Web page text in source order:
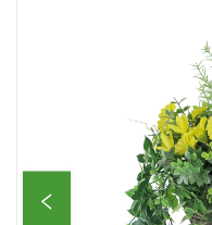
À Propos De Nous
Télécharger